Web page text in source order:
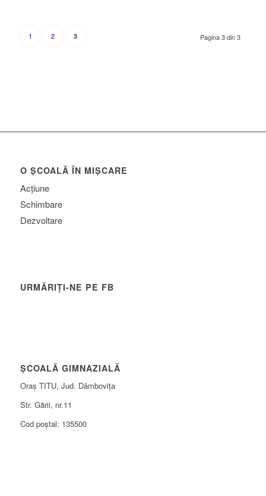
Pagina 3 din 3
1 2 3
O ȘCOALĂ ÎN MIȘCARE
Acțiune
Schimbare
Dezvoltare
URMĂRIȚI-NE PE FB
ȘCOALĂ GIMNAZIALĂ
Oraș TITU, Jud. Dâmbovița
Str. Gării, nr.11
Cod poștal: 135500